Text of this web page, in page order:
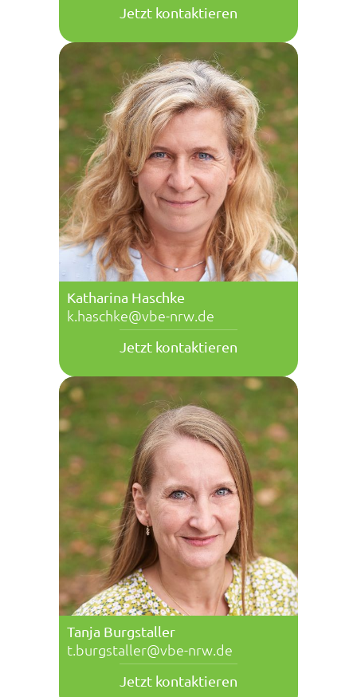
Jetzt kontaktieren
Katharina Haschke
k.haschke@vbe-nrw.de
Jetzt kontaktieren
Tanja Burgstaller
t.burgstaller@vbe-nrw.de
Jetzt kontaktieren